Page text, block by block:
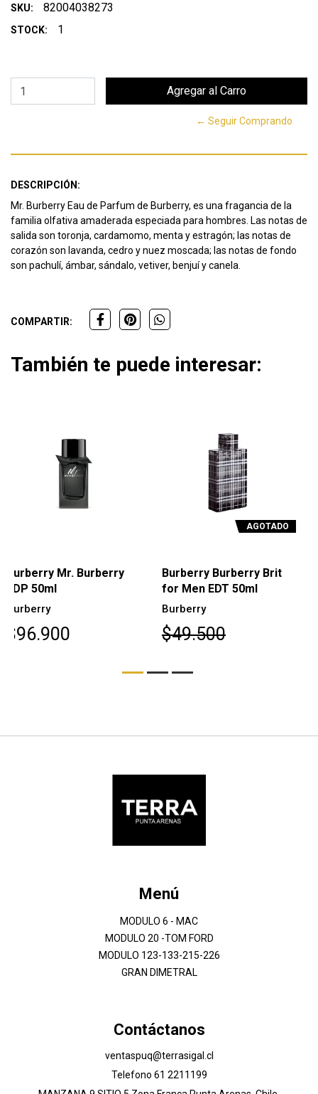
SKU: 82004038273
STOCK: 1
← Seguir Comprando
DESCRIPCIÓN:
Mr. Burberry Eau de Parfum de Burberry, es una fragancia de la
familia olfativa amaderada especiada para hombres. Las notas de
salida son toronja, cardamomo, menta y estragón; las notas de
corazón son lavanda, cedro y nuez moscada; las notas de fondo
son pachulí, ámbar, sándalo, vetiver, benjuí y canela.
COMPARTIR:
También te puede interesar:
Burberry Burberry Brit
for Men EDT 50ml
Burberry
$49.500
AGOTADO
Burberry Hero EDT 100
ml
Burberry
$98.800
Menú
MODULO 6 - MAC
MODULO 20 -TOM FORD
MODULO 123-133-215-226
GRAN DIMETRAL
Contáctanos
ventaspuq@terrasigal.cl
Telefono 61 2211199